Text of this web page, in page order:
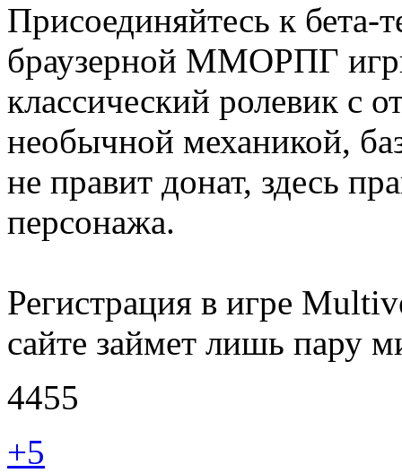
Присоединяйтесь к бета-
браузерной ММОРПГ
классический ролевик с
необычной механикой,
не правит донат, здесь
персонажа.
Регистрация в игре
сайте займет лишь пару
4455
+5